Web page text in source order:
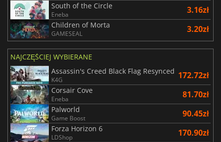
South of the Circle
Eneba 3.16zł
Children of Morta
GAMESEAL 3.20zł
NAJCZĘŚCIEJ WYBIERANE
Assassin's Creed Black Flag Resynced
K4G 172.72zł
Corsair Cove
Eneba 81.70zł
Palworld
Game Boost 90.45zł
Forza Horizon 6
LDShop 170.90zł